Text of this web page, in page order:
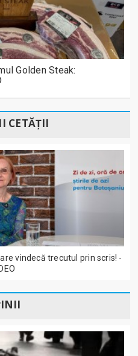
Golden Steak:
CETĂȚII
vindecă trecutul prin scris! -